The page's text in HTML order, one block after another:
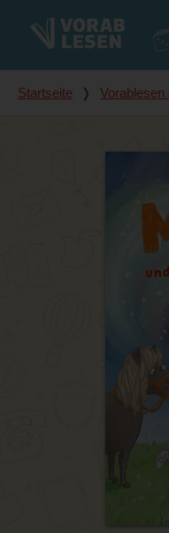
Du bist hier
Startseite ❭ Vorablesen